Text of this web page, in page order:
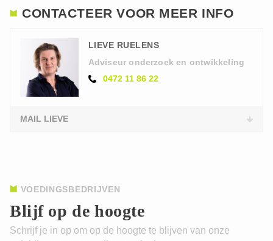
CONTACTEER VOOR MEER INFO
LIEVE RUELENS
Adviseur onderzoek en ontwikkeling
0472 11 86 22
MAIL LIEVE
Blijf op de hoogte
VOEDINGSBEDRIJVEN
Schrijf je in op om op de hoogte te blijven van onze